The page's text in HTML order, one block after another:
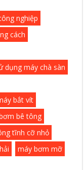
nghiệp
cách
dụng máy chà sàn
bắt vít
bê tông
tĩnh cỡ nhỏ
máy bơm mỡ